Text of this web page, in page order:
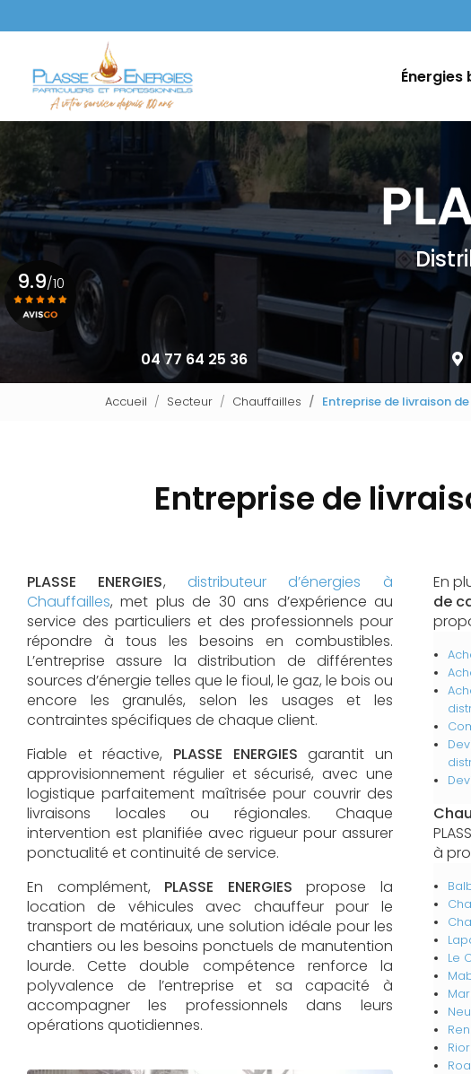
au
principal
Énergies
Pellets /
Bûches
Conseils
04 77 64 25 36
9.9/10
Accueil Secteur Chauffailles Entreprise de livraison
Entreprise de
PLASSE ENERGIES, distributeur d’énergies à
Chauffailles, met plus de 30 ans d’expérience au
service des particuliers et des professionnels pour
répondre à tous les besoins en combustibles.
L’entreprise assure la distribution de différentes
sources d’énergie telles que le fioul, le gaz, le bois ou
encore les granulés, selon les usages et les
contraintes spécifiques de chaque client.
Fiable et réactive, PLASSE ENERGIES garantit un
approvisionnement régulier et sécurisé, avec une
logistique parfaitement maîtrisée pour couvrir des
livraisons locales ou régionales. Chaque
intervention est planifiée avec rigueur pour assurer
ponctualité et continuité de service.
En complément, PLASSE ENERGIES propose la
location de véhicules avec chauffeur pour le
transport de matériaux, une solution idéale pour les
chantiers ou les besoins ponctuels de manutention
lourde. Cette double compétence renforce la
polyvalence de l’entreprise et sa capacité à
accompagner les professionnels dans leurs
opérations quotidiennes.
En
de
à
Le